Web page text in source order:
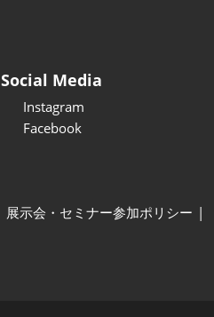
Social Media
Instagram
Facebook
展示会・セミナー参加ポリシー